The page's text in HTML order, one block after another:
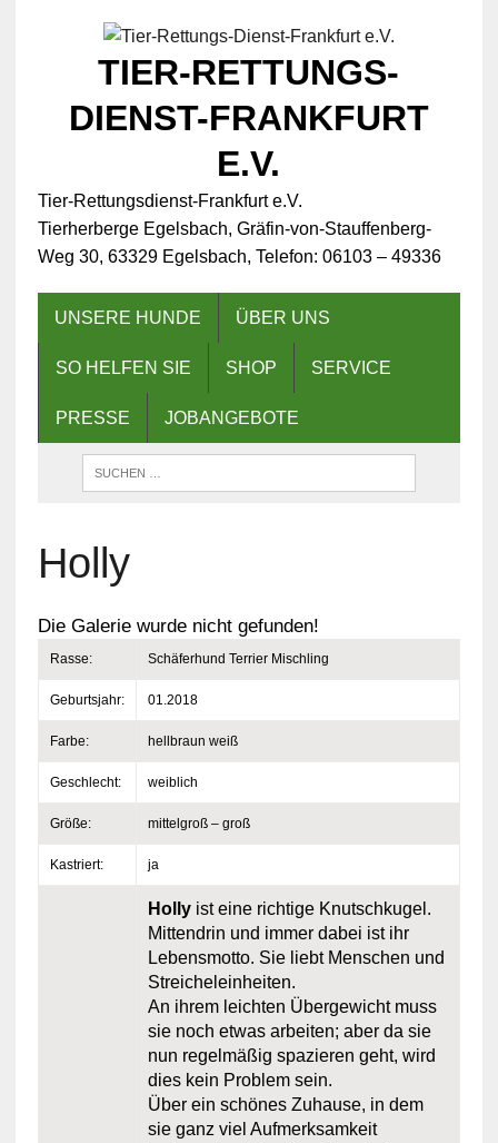
TIER-RETTUNGS-
DIENST-FRANKFURT
E.V.
Tier-Rettungsdienst-Frankfurt e.V.
Tierherberge Egelsbach, Gräfin-von-Stauffenberg-
Weg 30, 63329 Egelsbach, Telefon: 06103 – 49336
UNSERE HUNDE ÜBER UNS
SO HELFEN SIE SHOP SERVICE
PRESSE JOBANGEBOTE
Holly
Die Galerie wurde nicht gefunden!
Rasse: Schäferhund Terrier Mischling
Geburtsjahr: 01.2018
Farbe: hellbraun weiß
Geschlecht: weiblich
Größe: mittelgroß – groß
Kastriert: ja
Hollyist eine richtige Knutschkugel.
Mittendrin und immer dabei ist ihr
Lebensmotto. Sie liebt Menschen und
Streicheleinheiten.
An ihrem leichten Übergewicht muss
sie noch etwas arbeiten; aber da sie
nun regelmäßig spazieren geht, wird
dies kein Problem sein.
Über ein schönes Zuhause, in dem
sie ganz viel Aufmerksamkeit